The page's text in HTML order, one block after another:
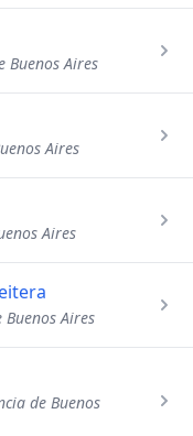
Buenos Aires
Aires
Aires
Aires
de Buenos